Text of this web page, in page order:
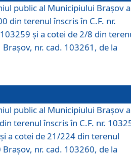
public al Municipiului Braşov a
din terenul înscris în C.F. nr.
și a cotei de 2/8 din
nr. cad. 103261, de la
public al Municipiului Braşov a
terenul înscris în C.F. nr.
a cotei de 21/224 din terenul
nr. cad. 103260, de la